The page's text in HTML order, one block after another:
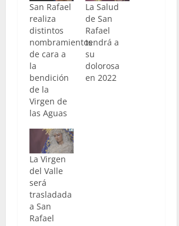
San Rafael
realiza
distintos
nombramientos
de cara a
la
bendición
de la
Virgen de
las Aguas
La Salud
de San
Rafael
tendrá a
su
dolorosa
en 2022
La Virgen
del Valle
será
trasladada
a San
Rafael